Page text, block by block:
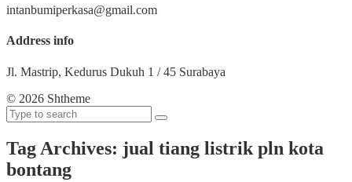
intanbumiperkasa@gmail.com
Address info
Jl. Mastrip, Kedurus Dukuh 1 / 45 Surabaya
© 2026 Shtheme
Tag Archives: jual tiang listrik pln kota
bontang